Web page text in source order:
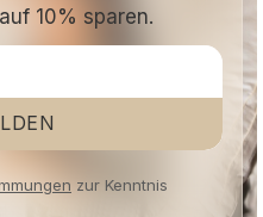
10% sparen.
zur Kenntnis